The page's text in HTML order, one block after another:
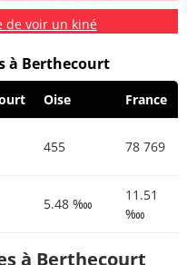
de voir un kiné
à Berthecourt
Oise France
455 78 769
5.48 ‱
11.51
‱
à Berthecourt